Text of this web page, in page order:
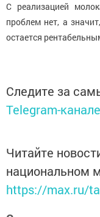
С реализацией
проблем нет, а
остается
Следите за
Telegram-канале
Читайте
национальном
https://max.ru/